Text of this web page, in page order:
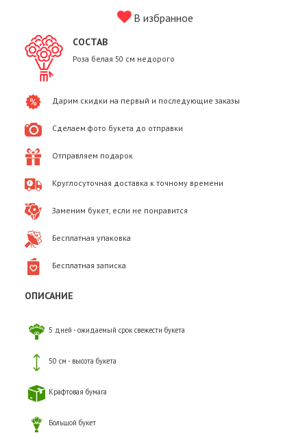
В избранное
СОСТАВ
Роза белая 50 см недорого
Дарим скидки на первый и последующие заказы
Сделаем фото букета до отправки
Отправляем подарок
Круглосуточная доставка к точному времени
Заменим букет, если не понравится
Бесплатная упаковка
Бесплатная записка
ОПИСАНИЕ
5 дней - ожидаемый срок свежести букета
50 см - высота букета
Крафтовая бумага
Большой букет